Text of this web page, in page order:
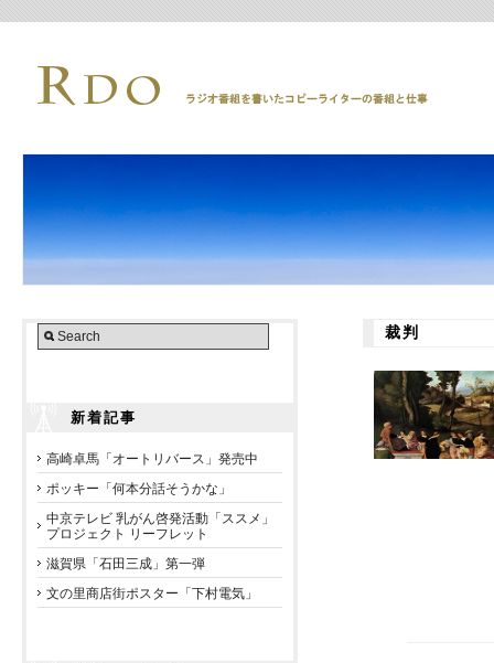
新着記事
高崎卓馬「オートリバース」発売中
ポッキー「何本分話そうかな」
中京テレビ 乳がん啓発活動「ススメ」
プロジェクト リーフレット
滋賀県「石田三成」第一弾
文の里商店街ポスター「下村電気」
裁判